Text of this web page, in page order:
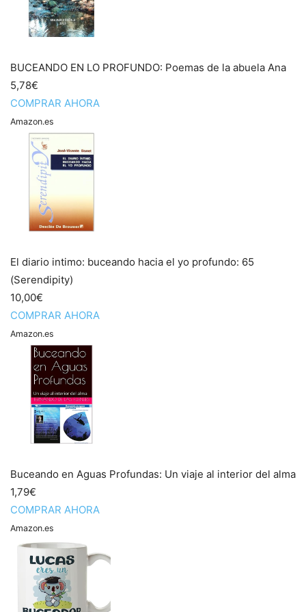
BUCEANDO EN LO PROFUNDO: Poemas de la abuela Ana
5,78€
COMPRAR AHORA
Amazon.es
El diario intimo: buceando hacia el yo profundo: 65
(Serendipity)
10,00€
COMPRAR AHORA
Amazon.es
Buceando en Aguas Profundas: Un viaje al interior del alma
1,79€
COMPRAR AHORA
Amazon.es